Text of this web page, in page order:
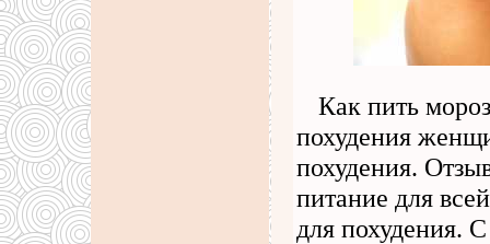
Как пить
похудения
похудения.
питание для
для похудения.